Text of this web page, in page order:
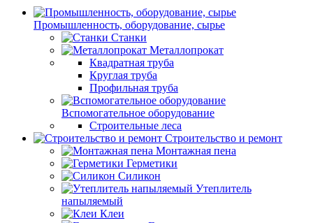
Промышленность, оборудование, сырье
Станки
Металлопрокат
Квадратная труба
Круглая труба
Профильная труба
Вспомогательное оборудование
Строительные леса
Строительство и ремонт
Монтажная пена
Герметики
Силикон
Утеплитель
напыляемый
Клеи